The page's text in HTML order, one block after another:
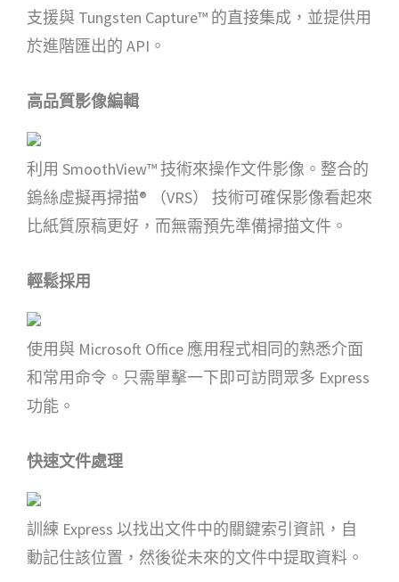
支援與 Tungsten Capture™ 的直接集成，並提供用
於進階匯出的 API。
高品質影像編輯
利用 SmoothView™ 技術來操作文件影像。整合的
鎢絲虛擬再掃描® （VRS） 技術可確保影像看起來
比紙質原稿更好，而無需預先準備掃描文件。
輕鬆採用
使用與 Microsoft Office 應用程式相同的熟悉介面
和常用命令。只需單擊一下即可訪問眾多 Express
功能。
快速文件處理
訓練 Express 以找出文件中的關鍵索引資訊，自
動記住該位置，然後從未來的文件中提取資料。